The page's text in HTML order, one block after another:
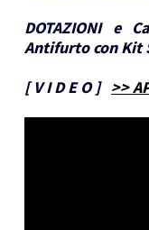
DOTAZIONI e
Antifurto con Kit
[V I D E O] >>